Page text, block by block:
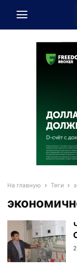
На главную Теги